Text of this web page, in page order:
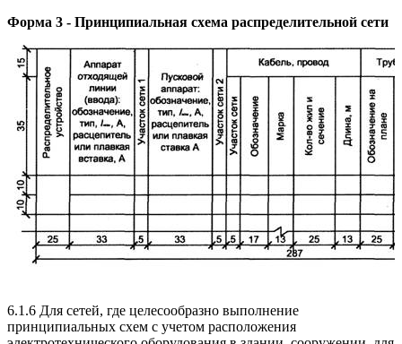
Форма 3 - Принципиальная схема распределительной сети
6.1.6 Для сетей, где целесообразно выполнение
принципиальных схем с учетом расположения